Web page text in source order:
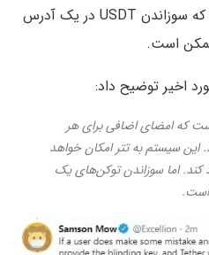
هرچند پائولو آردوینو پاسخ داد که سوزاندن USDT در یک آدرس
است.
اخیر توضیح داد:
است که امضای اضافی برای هر
این سیستم به تتر امکان خواهد
کند. اما سوزاندن توکن‌های یک